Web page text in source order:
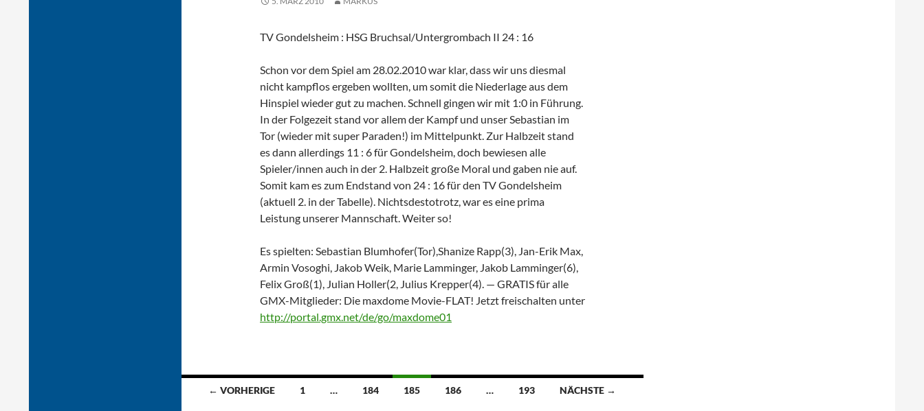
TV Gondelsheim : HSG Bruchsal/Untergrombach II 24 : 16
Schon vor dem Spiel am 28.02.2010 war klar, dass wir uns diesmal
nicht kampflos ergeben wollten, um somit die Niederlage aus dem
Hinspiel wieder gut zu machen. Schnell gingen wir mit 1:0 in Führung.
In der Folgezeit stand vor allem der Kampf und unser Sebastian im
Tor (wieder mit super Paraden!) im Mittelpunkt. Zur Halbzeit stand
es dann allerdings 11 : 6 für Gondelsheim, doch bewiesen alle
Spieler/innen auch in der 2. Halbzeit große Moral und gaben nie auf.
Somit kam es zum Endstand von 24 : 16 für den TV Gondelsheim
(aktuell 2. in der Tabelle). Nichtsdestotrotz, war es eine prima
Leistung unserer Mannschaft. Weiter so!
Es spielten: Sebastian Blumhofer(Tor),Shanize Rapp(3), Jan-Erik Max,
Armin Vosoghi, Jakob Weik, Marie Lamminger, Jakob Lamminger(6),
Felix Groß(1), Julian Holler(2, Julius Krepper(4). — GRATIS für alle
GMX-Mitglieder: Die maxdome Movie-FLAT! Jetzt freischalten unter
http://portal.gmx.net/de/go/maxdome01
Beitragsnavigation
← VORHERIGE 1 … 184 185 186 … 193 NÄCHSTE →